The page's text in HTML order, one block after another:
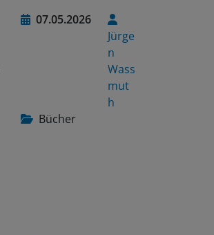
07.05.2026
Jürge
n
Wass
mut
h
Bücher